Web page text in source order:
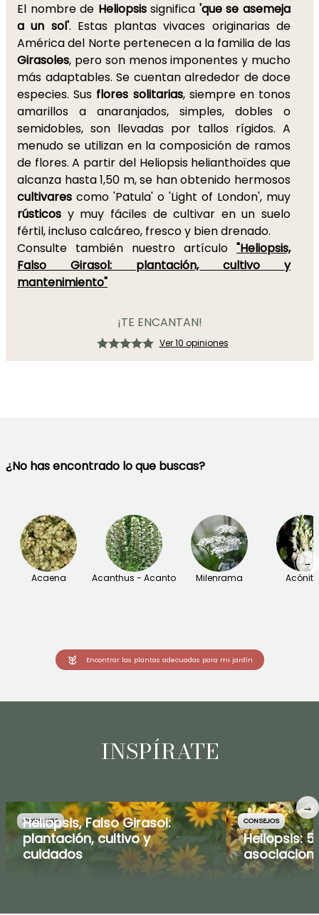
El nombre de Heliopsissignifica 'que se asemeja
a un sol'. Estas plantas vivaces originarias de
América del Norte pertenecen a la familia de las
Girasoles, pero son menos imponentes y mucho
más adaptables. Se cuentan alrededor de doce
especies. Sus flores solitarias, siempre en tonos
amarillos a anaranjados, simples, dobles o
semidobles, son llevadas por tallos rígidos. A
menudo se utilizan en la composición de ramos
de flores. A partir del Heliopsis helianthoïdes que
alcanza hasta 1,50 m, se han obtenido hermosos
cultivares como 'Patula' o 'Light of London', muy
rústicos y muy fáciles de cultivar en un suelo
fértil, incluso calcáreo, fresco y bien drenado.
Consulte también nuestro artículo "Heliopsis,
Falso Girasol: plantación, cultivo y
mantenimiento"
¡TE ENCANTAN!
Ver 10 opiniones
¿No has encontrado lo que buscas?
Acaena Acanthus - Acanto Milenrama
→
Encontrar las plantas adecuadas para mi jardín
INSPÍRATE
CONSEJOS
Heliopsis, Falso Girasol:
plantación, cultivo y
cuidados
CONSEJOS
Heliopsis:
→